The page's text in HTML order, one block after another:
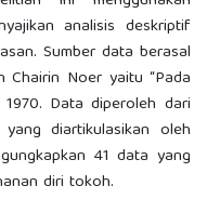
analisis deskriptif
Sumber data berasal
Noer yaitu “Pada
Data diperoleh dari
diartikulasikan oleh
41 data yang
diri tokoh.